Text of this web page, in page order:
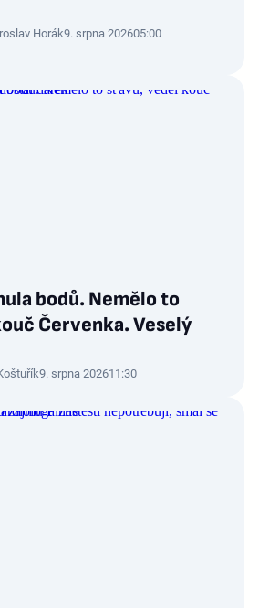
Horák9. srpna 202605:00
bodů. Nemělo to
Červenka. Veselý
9. srpna 202611:30